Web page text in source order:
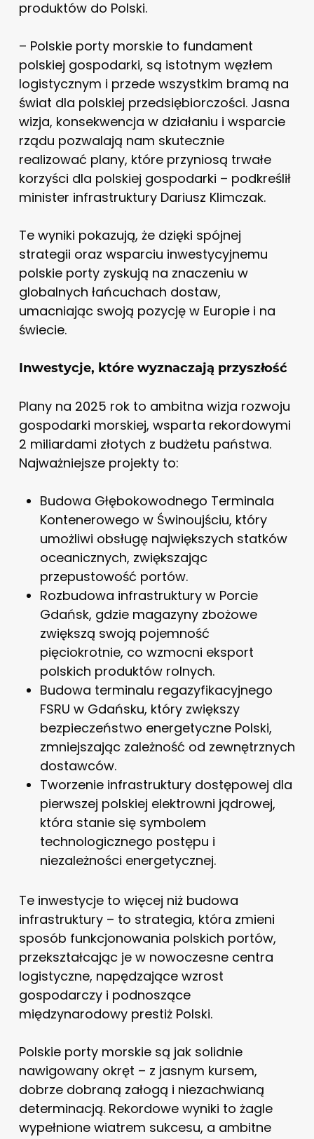
produktów do Polski.
– Polskie porty morskie to fundament
polskiej gospodarki, są istotnym węzłem
logistycznym i przede wszystkim bramą na
świat dla polskiej przedsiębiorczości. Jasna
wizja, konsekwencja w działaniu i wsparcie
rządu pozwalają nam skutecznie
realizować plany, które przyniosą trwałe
korzyści dla polskiej gospodarki – podkreślił
minister infrastruktury Dariusz Klimczak.
Te wyniki pokazują, że dzięki spójnej
strategii oraz wsparciu inwestycyjnemu
polskie porty zyskują na znaczeniu w
globalnych łańcuchach dostaw,
umacniając swoją pozycję w Europie i na
świecie.
Inwestycje, które wyznaczają przyszłość
Plany na 2025 rok to ambitna wizja rozwoju
gospodarki morskiej, wsparta rekordowymi
2 miliardami złotych z budżetu państwa.
Najważniejsze projekty to:
Budowa Głębokowodnego Terminala
Kontenerowego w Świnoujściu, który
umożliwi obsługę największych statków
oceanicznych, zwiększając
przepustowość portów.
Rozbudowa infrastruktury w Porcie
Gdańsk, gdzie magazyny zbożowe
zwiększą swoją pojemność
pięciokrotnie, co wzmocni eksport
polskich produktów rolnych.
Budowa terminalu regazyfikacyjnego
FSRU w Gdańsku, który zwiększy
bezpieczeństwo energetyczne Polski,
zmniejszając zależność od zewnętrznych
dostawców.
Tworzenie infrastruktury dostępowej dla
pierwszej polskiej elektrowni jądrowej,
która stanie się symbolem
technologicznego postępu i
niezależności energetycznej.
Te inwestycje to więcej niż budowa
infrastruktury – to strategia, która zmieni
sposób funkcjonowania polskich portów,
przekształcając je w nowoczesne centra
logistyczne, napędzające wzrost
gospodarczy i podnoszące
międzynarodowy prestiż Polski.
Polskie porty morskie są jak solidnie
nawigowany okręt – z jasnym kursem,
dobrze dobraną załogą i niezachwianą
determinacją. Rekordowe wyniki to żagle
wypełnione wiatrem sukcesu, a ambitne